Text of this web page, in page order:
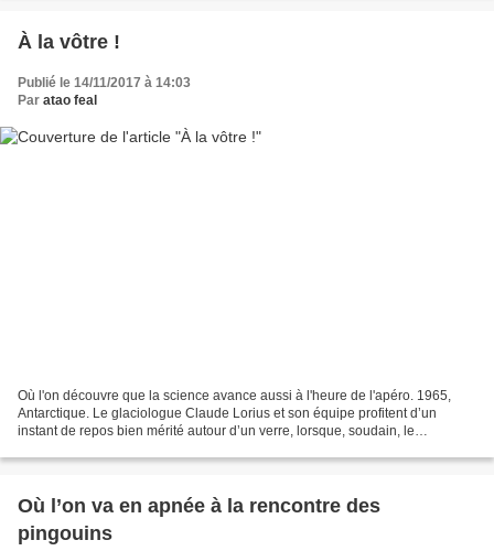
À la vôtre !
Publié le 14/11/2017 à 14:03
Par atao feal
Où l'on découvre que la science avance aussi à l'heure de l'apéro. 1965,
Antarctique. Le glaciologue Claude Lorius et son équipe profitent d’un
instant de repos bien mérité autour d’un verre, lorsque, soudain, le
Où l’on va en apnée à la rencontre des
pingouins